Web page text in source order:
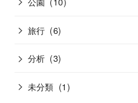
旅行 (6)
分析 (3)
未分類 (1)